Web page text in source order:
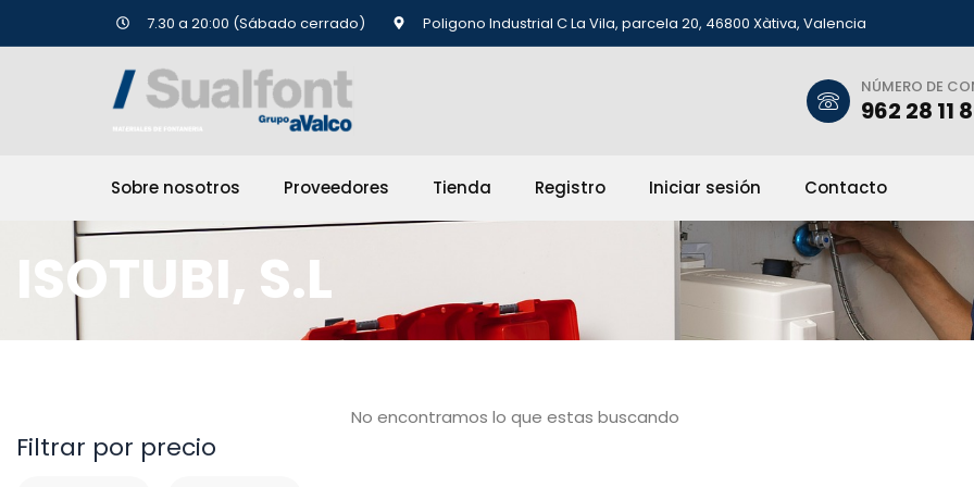
7.30 a 20:00 (Sábado cerrado) Poligono Industrial C La Vila, parcela 20, 46800 Xàtiva, Valencia
NÚMERO DE
962 28 11
Sobre nosotros Proveedores Tienda Registro Iniciar sesión Contacto
ISOTUBI, S.L
Filtrar por precio
No encontramos lo que estas buscando